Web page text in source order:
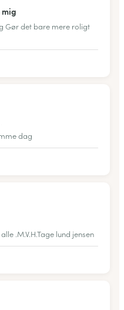
Gør det bare mere roligt
dag
.M.V.H.Tage lund jensen